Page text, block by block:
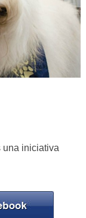
una iniciativa